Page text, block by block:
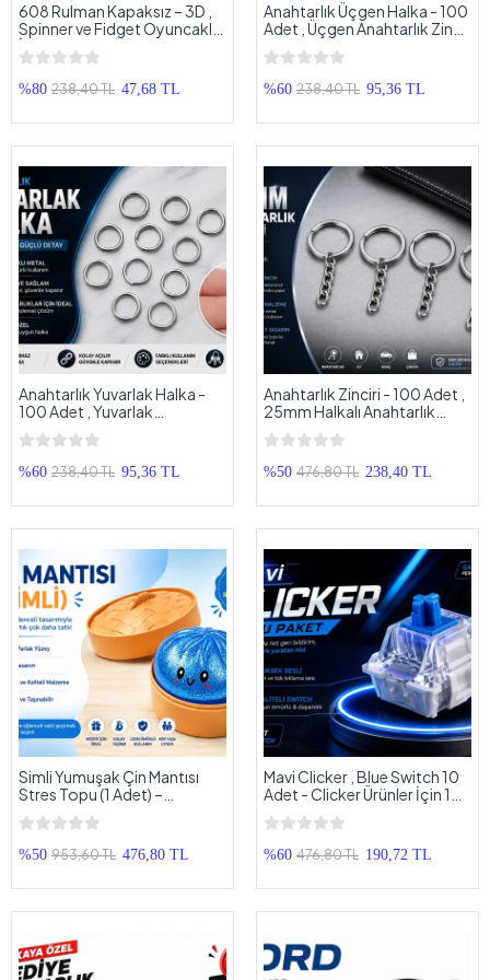
608 Rulman Kapaksız – 3D ,
Spinner ve Fidget Oyuncaklar
İçin 608 Kod Hızlı Dönen
Bilyalı Rulman - 1 Adet
%80 238,40 TL 47,68 TL
Anahtarlık Üçgen Halka - 100
Adet , Üçgen Anahtarlık Zincir
Halkası - 100 Adet
%60 238,40 TL 95,36 TL
Anahtarlık Yuvarlak Halka -
100 Adet , Yuvarlak
Anahtarlık Zincir Halkası - 100
Adet
%60 238,40 TL 95,36 TL
Anahtarlık Zinciri - 100 Adet ,
25mm Halkalı Anahtarlık
Zinciri - 100 Adet
%50 476,80 TL 238,40 TL
Simli Yumuşak Çin Mantısı
Stres Topu (1 Adet) –
Eğlenceli Squishy Oyuncak
%50 953,60 TL 476,80 TL
Mavi Clicker , Blue Switch 10
Adet - Clicker Ürünler İçin 10
Adet Mavi Slicker
%60 476,80 TL 190,72 TL